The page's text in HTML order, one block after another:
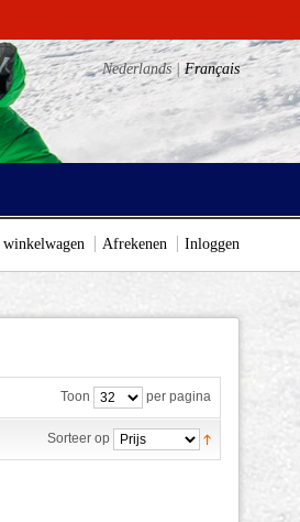
Nederlands |Français
Afrekenen Inloggen
Toon per pagina
Sorteer op